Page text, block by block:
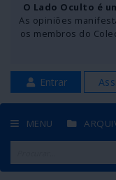
O Lado Oculto é
As opiniões
os membros do
Entrar
MENU